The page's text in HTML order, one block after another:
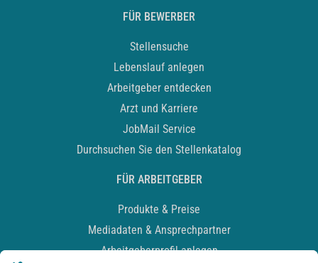
FÜR BEWERBER
Stellensuche
Lebenslauf anlegen
Arbeitgeber entdecken
Arzt und Karriere
JobMail Service
Durchsuchen Sie den Stellenkatalog
FÜR ARBEITGEBER
Produkte & Preise
Mediadaten & Ansprechpartner
Arbeitgeberprofil anlegen